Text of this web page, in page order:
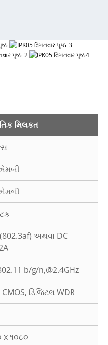
મિલકત
અથવા DC
b/g/n,@2.4GHz
ડિજિટલ WDR
x ૧૦૮૦